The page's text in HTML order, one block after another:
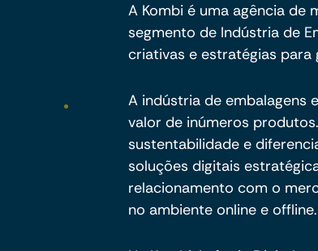
A Kombi é uma agência de
segmento de Indústria de
criativas e estratégias para
A indústria de embalagens
valor de inúmeros
sustentabilidade e
soluções digitais
relacionamento com o
no ambiente online e offline.